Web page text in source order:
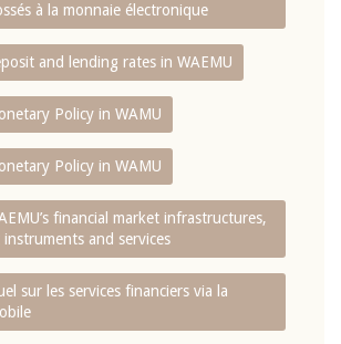
à la monnaie électronique
and lending rates in WAEMU
Policy in WAMU
Policy in WAMU
financial market infrastructures,
and services
sur les services financiers via la